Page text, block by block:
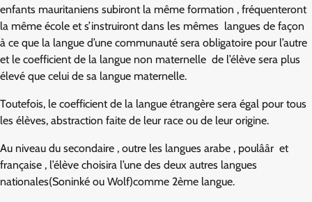
enfants mauritaniens subiront la même formation , fréquenteront
la même école et s’instruiront dans les mêmes langues de façon
à ce que la langue d’une communauté sera obligatoire pour l’autre
et le coefficient de la langue non maternelle de l’élève sera plus
élevé que celui de sa langue maternelle.
Toutefois, le coefficient de la langue étrangère sera égal pour tous
les élèves, abstraction faite de leur race ou de leur origine.
Au niveau du secondaire , outre les langues arabe , poulââr et
française , l’élève choisira l’une des deux autres langues
nationales(Soninké ou Wolf)comme 2ème langue.